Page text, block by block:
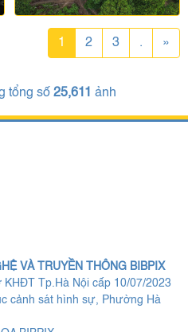
1 2 3 . »
tổng số 25,611 ảnh
VÀ TRUYỀN THÔNG BIBPIX
Tp.Hà Nội cấp 10/07/2023
cảnh sát hình sự, Phường Hà